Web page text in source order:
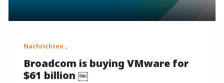
Nachrichten
Broadcom is buying VMware for
$61 billion ￼